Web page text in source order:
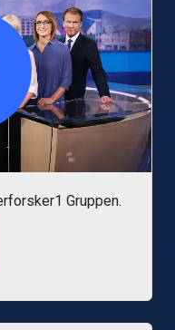
Gruppen.